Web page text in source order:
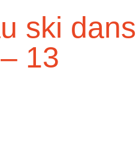
ski dans
13